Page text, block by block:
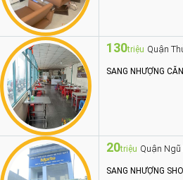
130triệu Quận
SANG NHƯỢNG
20triệu Quận Ngũ
SANG NHƯỢNG